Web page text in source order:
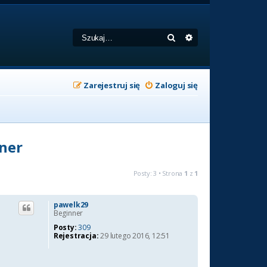
Szukaj
Zaloguj się
Zarejestruj się
Posty: 3 • Strona 1 z 1
pawelk29
Beginner
Posty:309
Rejestracja:29 lutego 2016, 12:51